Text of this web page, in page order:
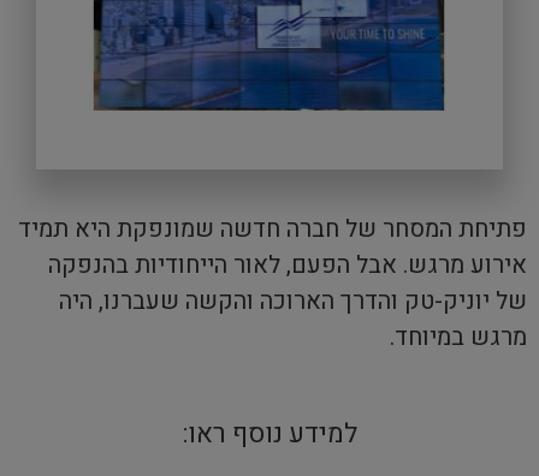
פתיחת המסחר של חברה חדשה שמונפקת היא תמיד
אירוע מרגש. אבל הפעם, לאור הייחודיות בהנפקה
של יוניק-טק והדרך הארוכה והקשה שעברנו, היה
מרגש במיוחד.
למידע נוסף ראו: